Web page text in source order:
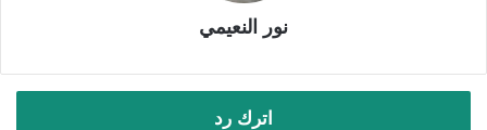
نور النعيمي
اترك رد